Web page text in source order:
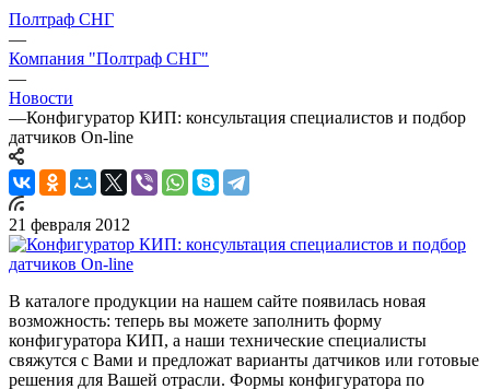
Полтраф СНГ
—
Компания "Полтраф СНГ"
—
Новости
—Конфигуратор КИП: консультация специалистов и подбор
датчиков On-line
21 февраля 2012
В каталоге продукции на нашем сайте появилась новая
возможность: теперь вы можете заполнить форму
конфигуратора КИП, а наши технические специалисты
свяжутся с Вами и предложат варианты датчиков или готовые
решения для Вашей отрасли. Формы конфигуратора по